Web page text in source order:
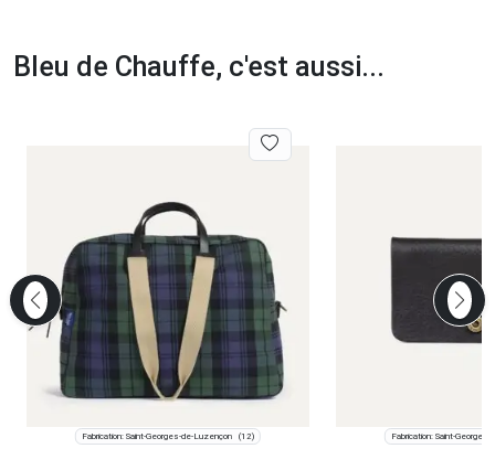
Bleu de Chauffe, c'est aussi...
Fabrication: Saint-Georges-de-Luzençon (12) Fabrication: Saint-